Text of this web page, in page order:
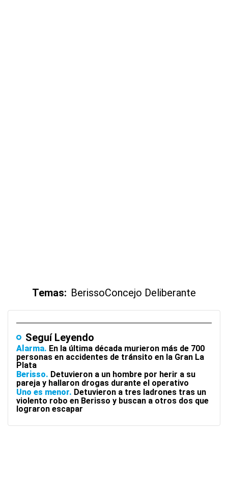
Temas: BerissoConcejo Deliberante
Seguí Leyendo
Alarma En la última década murieron más de 700
personas en accidentes de tránsito en la Gran La
Plata
Berisso Detuvieron a un hombre por herir a su
pareja y hallaron drogas durante el operativo
Uno es menor Detuvieron a tres ladrones tras un
violento robo en Berisso y buscan a otros dos que
lograron escapar